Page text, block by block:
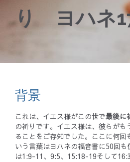
り ヨハネ
背景
これは、イエス様がこの世で最後に
の祈りです。イエス様は、彼らが
ることをご存知でした。ここに何回
いう言葉はヨハネの福音書に50回
は1:9-11、9:5、15:18-19そして